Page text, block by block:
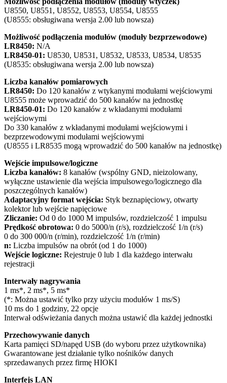
U8550, U8551, U8552, U8553, U8554, U8555
(U8555: obsługiwana wersja 2.00 lub nowsza)
Możliwość podłączenia modułów (moduły bezprzewodowe)
LR8450: N/A
LR8450-01: U8530, U8531, U8532, U8533, U8534, U8535
(U8535: obsługiwana wersja 2.00 lub nowsza)
Liczba kanałów pomiarowych
LR8450: Do 120 kanałów z wtykanymi modułami wejściowymi
U8555 może wprowadzić do 500 kanałów na jednostkę
LR8450-01: Do 120 kanałów z wkładanymi modułami
wejściowymi
Do 330 kanałów z wkładanymi modułami wejściowymi i
bezprzewodowymi modułami wejściowymi
(U8555 i LR8535 mogą wprowadzić do 500 kanałów na jednostkę)
Wejście impulsowe/logiczne
Liczba kanałów: 8 kanałów (wspólny GND, nieizolowany,
wyłączne ustawienie dla wejścia impulsowego/logicznego dla
poszczególnych kanałów)
Adaptacyjny format wejścia: Styk beznapięciowy, otwarty
kolektor lub wejście napięciowe
Zliczanie: Od 0 do 1000 M impulsów, rozdzielczość 1 impulsu
Prędkość obrotowa: 0 do 5000/n (r/s), rozdzielczość 1/n (r/s)
0 do 300 000/n (r/min), rozdzielczość 1/n (r/min)
n: Liczba impulsów na obrót (od 1 do 1000)
Wejście logiczne: Rejestruje 0 lub 1 dla każdego interwału
rejestracji
Interwały nagrywania
1 ms*, 2 ms*, 5 ms*
(*: Można ustawić tylko przy użyciu modułów 1 ms/S)
10 ms do 1 godziny, 22 opcje
Interwał odświeżania danych można ustawić dla każdej jednostki
Przechowywanie danych
Karta pamięci SD/napęd USB (do wyboru przez użytkownika)
Gwarantowane jest działanie tylko nośników danych
sprzedawanych przez firmę HIOKI
Interfejs LAN